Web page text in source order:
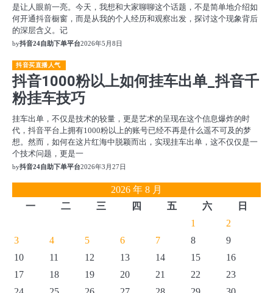
是让人眼前一亮。今天，我想和大家聊聊这个话题，不是简单地介绍如
何开通抖音橱窗，而是从我的个人经历和观察出发，探讨这个现象背后
的深层含义。记
by抖音24自助下单平台2026年5月8日
抖音买直播人气
抖音1000粉以上如何挂车出单_抖音千
粉挂车技巧
挂车出单，不仅是技术的较量，更是艺术的呈现在这个信息爆炸的时
代，抖音平台上拥有1000粉以上的账号已经不再是什么遥不可及的梦
想。然而，如何在这片红海中脱颖而出，实现挂车出单，这不仅仅是一
个技术问题，更是一
by抖音24自助下单平台2026年3月27日
2026 年 8 月
一
二 三 四 五 六
日
1
2
3
4 5 6 7 8
9
10
11 12 13 14 15
16
17
18 19 20 21 22
23